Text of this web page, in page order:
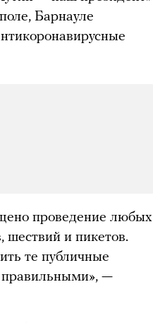
Барнауле
проведение любых
и пикетов.
те публичные
правильными», —